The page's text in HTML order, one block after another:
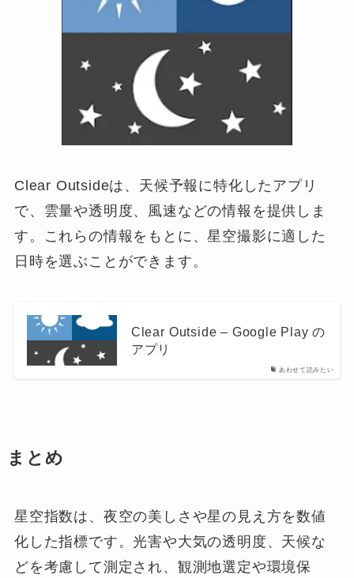
Clear Outsideは、天候予報に特化したアプリ
で、雲量や透明度、風速などの情報を提供しま
す。これらの情報をもとに、星空撮影に適した
日時を選ぶことができます。
あわせて読みたい
Clear Outside – Google Play の
アプリ
まとめ
星空指数は、夜空の美しさや星の見え方を数値
化した指標です。光害や大気の透明度、天候な
どを考慮して測定され、観測地選定や環境保